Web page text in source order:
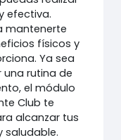
efectiva.
mantenerte
físicos y
Ya sea
rutina de
el módulo
Club te
alcanzar tus
saludable.